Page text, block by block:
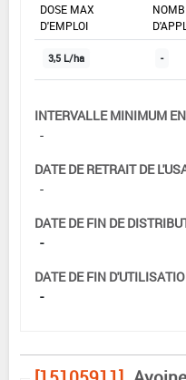
DOSE MAX
D'EMPLOI
3,5 L/ha -
INTERVALLE MINIMUM
-
DATE DE RETRAIT DE
-
DATE DE FIN DE
-
DATE DE FIN
-